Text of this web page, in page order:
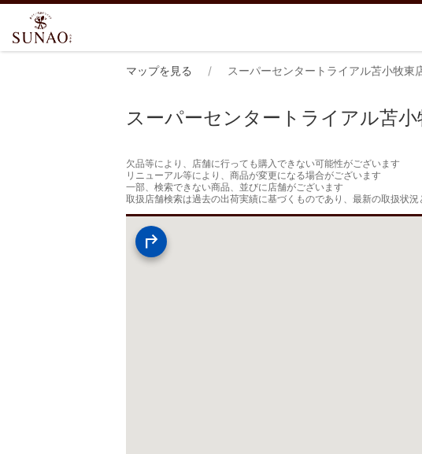
マップを見る スーパーセンタートライアル苫小牧東
スーパーセンタートライアル苫小
欠品等により、店舗に行っても購入できない可能性がございます
リニューアル等により、商品が変更になる場合がございます
一部、検索できない商品、並びに店舗がございます
取扱店舗検索は過去の出荷実績に基づくものであり、最新の取扱状